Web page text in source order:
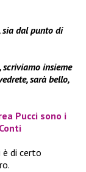
sia dal punto di
insieme
sarà bello,
Pucci sono i
è di certo